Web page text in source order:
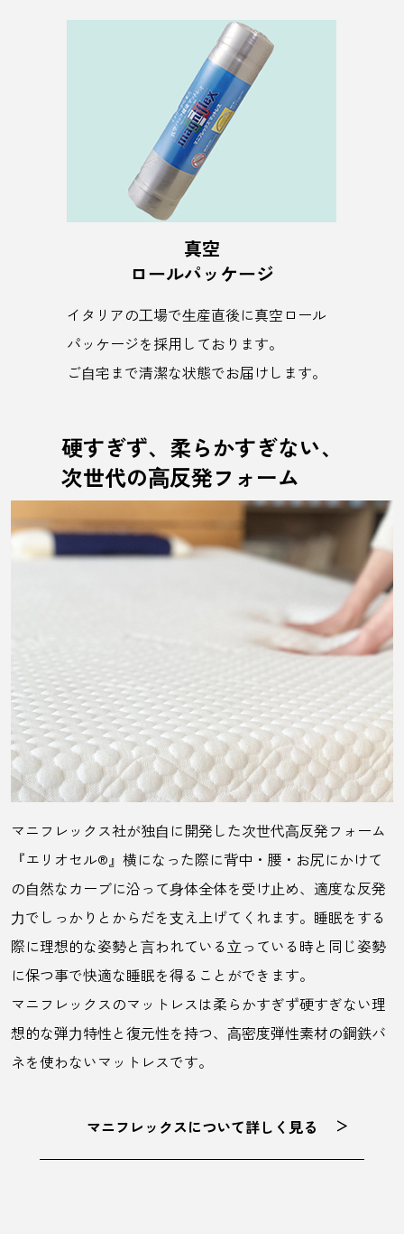
真空
ロールパッケージ
イタリアの⼯場で⽣産直後に真空ロール
パッケージを採用しております。
ご⾃宅まで清潔な状態でお届けします。
硬すぎず、柔らかすぎない、
次世代の⾼反発フォーム
マニフレックス社が独⾃に開発した次世代⾼反発フォーム
『エリオセル®』横になった際に背中・腰・お尻にかけて
の⾃然なカーブに沿って⾝体全体を受け⽌め、適度な反発
⼒でしっかりとからだを⽀え上げてくれます。睡眠をする
際に理想的な姿勢と⾔われている⽴っている時と同じ姿勢
に保つ事で快適な睡眠を得ることができます。
マニフレックスのマットレスは柔らかすぎず硬すぎない理
想的な弾⼒特性と復元性を持つ、⾼密度弾性素材の鋼鉄バ
ネを使わないマットレスです。
マニフレックスについて詳しく見る